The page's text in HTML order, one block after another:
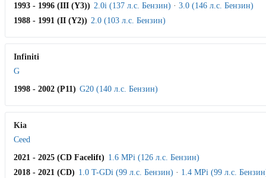
1993 - 1996 (III (Y3)) 2.0i (137 л.с. Бензин) · 3.0 (146 л.с. Бензин)
1988 - 1991 (II (Y2)) 2.0 (103 л.с. Бензин)
Infiniti
G
1998 - 2002 (P11) G20 (140 л.с. Бензин)
Kia
Ceed
2021 - 2025 (CD Facelift) 1.6 MPi (126 л.с. Бензин)
2018 - 2021 (CD) 1.0 T-GDi (99 л.с. Бензин) · 1.4 MPi (99 л.с.